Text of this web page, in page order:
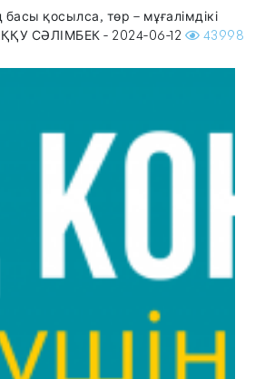
қосылса, төр – мұғалімдікі
СӘЛІМБЕК - 2024-06-12 43998